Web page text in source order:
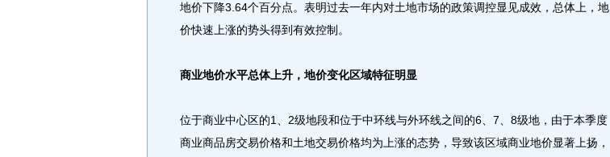
地价下降3.64个百分点。表明过去一年内对土地市场的政策调控显见成效，总体上，地
价快速上涨的势头得到有效控制。
商业地价水平总体上升，地价变化区域特征明显
位于商业中心区的1、2级地段和位于中环线与外环线之间的6、7、8级地，由于本季度
商业商品房交易价格和土地交易价格均为上涨的态势，导致该区域商业地价显著上扬，